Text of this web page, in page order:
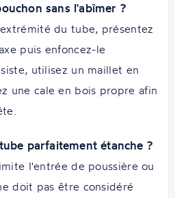
sans l'abîmer ?
du tube, présentez
puis enfoncez-le
utilisez un maillet en
une cale en bois propre afin
parfaitement étanche ?
l'entrée de poussière ou
doit pas être considéré